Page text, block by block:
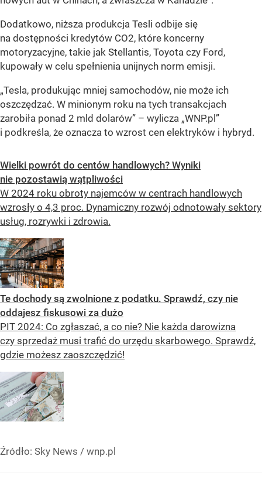
Dodatkowo, niższa produkcja Tesli odbije się
na dostępności kredytów CO2, które koncerny
motoryzacyjne, takie jak Stellantis, Toyota czy Ford,
kupowały w celu spełnienia unijnych norm emisji.
„Tesla, produkując mniej samochodów, nie może ich
oszczędzać. W minionym roku na tych transakcjach
zarobiła ponad 2 mld dolarów” – wylicza „WNP.pl”
i podkreśla, że oznacza to wzrost cen elektryków i hybryd.
Wielki powrót do centów handlowych? Wyniki
nie pozostawią wątpliwości
W 2024 roku obroty najemców w centrach handlowych
wzrosły o 4,3 proc. Dynamiczny rozwój odnotowały sektory
usług, rozrywki i zdrowia.
Te dochody są zwolnione z podatku. Sprawdź, czy nie
oddajesz fiskusowi za dużo
PIT 2024: Co zgłaszać, a co nie? Nie każda darowizna
czy sprzedaż musi trafić do urzędu skarbowego. Sprawdź,
gdzie możesz zaoszczędzić!
Źródło: Sky News / wnp.pl